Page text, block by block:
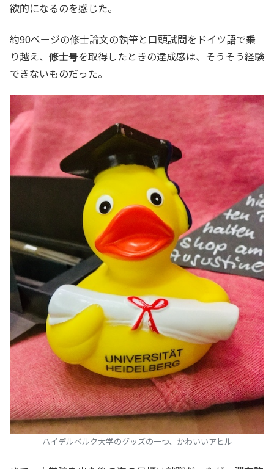
欲的になるのを感じた。
約90ページの修士論文の執筆と口頭試問をドイツ語で乗
り越え、 修士号を取得したときの達成感は、そうそう経験
できないものだった。
ハイデルベルク大学のグッズの一つ、かわいいアヒル